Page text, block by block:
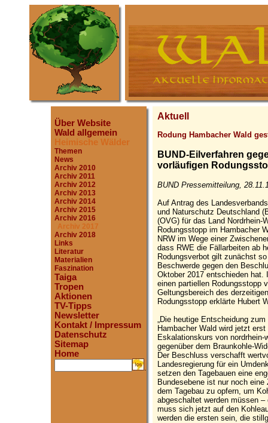
Über Website
Wald allgemein
Heimische Wälder
Themen
News
Archiv 2010
Archiv 2011
Archiv 2012
Archiv 2013
Archiv 2014
Archiv 2015
Archiv 2016
Archiv 2017
Archiv 2018
Links
Literatur
Materialien
Faszination
Taiga
Tropen
Aktionen
TV-Tipps
Newsletter
Kontakt / Impressum
Datenschutz
Sitemap
Home
.
Aktuell
Rodung Hambacher Wald
BUND-Eilverfahren
vorläufigen
BUND Pressemitteilung,
Auf Antrag des
und Naturschutz Deutschland
(OVG) für das Land Nordrhein-
Rodungsstopp im Hambacher
NRW im Wege einer
dass RWE die Fällarbeiten ab
Rodungsverbot gilt zunächst
Beschwerde gegen den
Oktober 2017 entschieden
einen partiellen Rodungsstopp
Geltungsbereich des
Rodungsstopp erklärte Hubert
„Die heutige Entscheidung
Hambacher Wald wird jetzt
Eskalationskurs von
gegenüber dem Braunkohle-
Der Beschluss verschafft
Landesregierung für ein
setzen den Tagebauen eine
Bundesebene ist nur noch
dem Tagebau zu opfern, um
abgeschaltet werden müssen
muss sich jetzt auf den
werden die ersten sein, die